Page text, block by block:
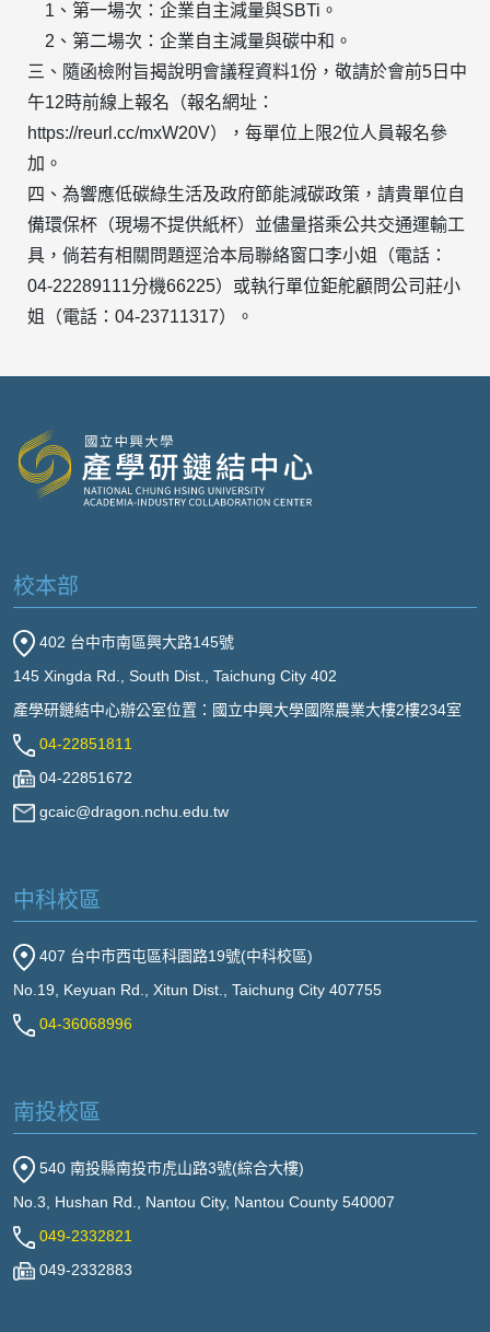
1、第一場次：企業自主減量與SBTi。
2、第二場次：企業自主減量與碳中和。
三、隨函檢附旨揭說明會議程資料1份，敬請於會前5日中
午12時前線上報名（報名網址：
https://reurl.cc/mxW20V），每單位上限2位人員報名參
加。
四、為響應低碳綠生活及政府節能減碳政策，請貴單位自
備環保杯（現場不提供紙杯）並儘量搭乘公共交通運輸工
具，倘若有相關問題逕洽本局聯絡窗口李小姐（電話：
04-22289111分機66225）或執行單位鉅舵顧問公司莊小
姐（電話：04-23711317）。
校本部
402 台中市南區興大路145號
145 Xingda Rd., South Dist., Taichung City 402
產學研鏈結中心辦公室位置：國立中興大學國際農業大樓2樓234室
04-22851811
04-22851672
gcaic@dragon.nchu.edu.tw
中科校區
407 台中市西屯區科園路19號(中科校區)
No.19, Keyuan Rd., Xitun Dist., Taichung City 407755
04-36068996
南投校區
540 南投縣南投市虎山路3號(綜合大樓)
No.3, Hushan Rd., Nantou City, Nantou County 540007
049-2332821
049-2332883